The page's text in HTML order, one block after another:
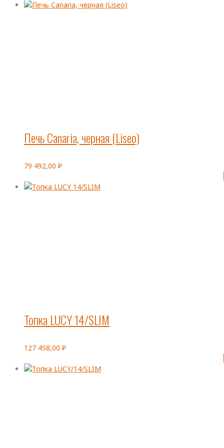
Печь Canaria, черная (Liseo)
79 492,00 ₽
Топка LUCY 14/SLIM
127 458,00 ₽